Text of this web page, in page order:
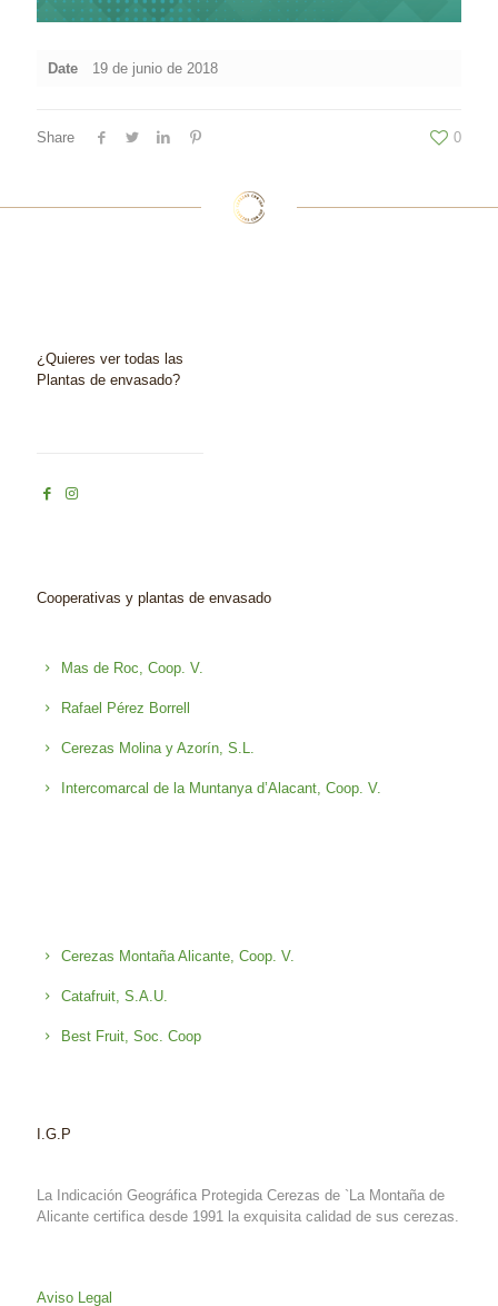
Date 19 de junio de 2018
Share 0
¿Quieres ver todas las
Plantas de envasado?
Cooperativas y plantas de envasado
Mas de Roc, Coop. V.
Rafael Pérez Borrell
Cerezas Molina y Azorín, S.L.
Intercomarcal de la Muntanya d’Alacant, Coop. V.
Cerezas Montaña Alicante, Coop. V.
Catafruit, S.A.U.
Best Fruit, Soc. Coop
I.G.P
La Indicación Geográfica Protegida Cerezas de `La Montaña de
Alicante certifica desde 1991 la exquisita calidad de sus cerezas.
Aviso Legal